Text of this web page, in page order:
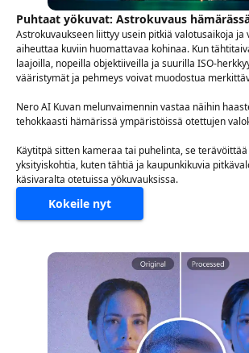
Puhtaat yökuvat: Astrokuvaus
Astrokuvaukseen liittyy usein pitkiä valotusaikoja ja
aiheuttaa kuviin huomattavaa kohinaa. Kun
laajoilla, nopeilla objektiiveilla ja suurilla ISO-
vääristymät ja pehmeys voivat muodostua
Nero AI Kuvan melunvaimennin vastaa näihin
tehokkaasti hämärissä ympäristöissä otettujen
Käytitpä sitten kameraa tai puhelinta, se
yksityiskohtia, kuten tähtiä ja kaupunkikuvia
käsivaralta otetuissa yökuvauksissa.
Kokeile nyt